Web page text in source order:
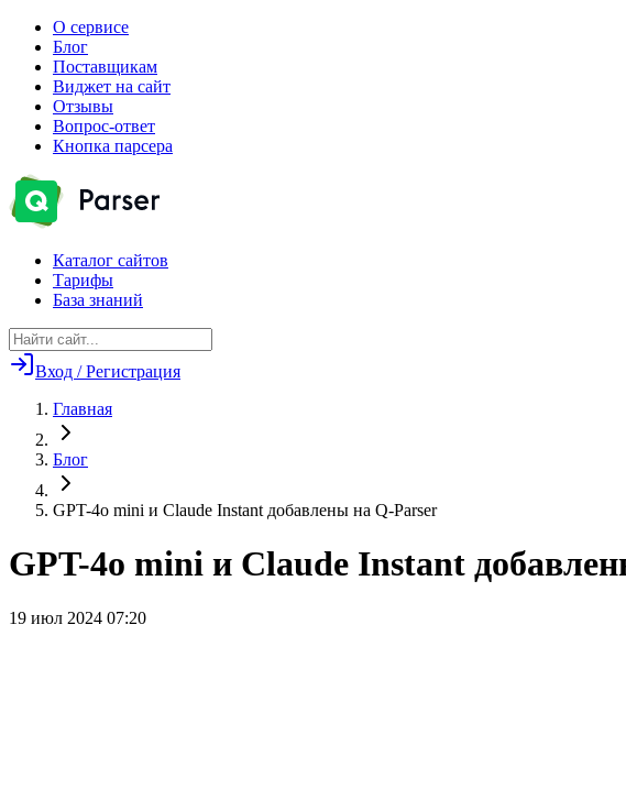
О сервисе
Блог
Поставщикам
Виджет на сайт
Отзывы
Вопрос-ответ
Кнопка парсера
Каталог сайтов
Тарифы
База знаний
Вход / Регистрация
Главная
Блог
GPT-4o mini и Claude Instant добавлены на Q-Parser
GPT-4o mini и Claude Instant
19 июл 2024 07:20